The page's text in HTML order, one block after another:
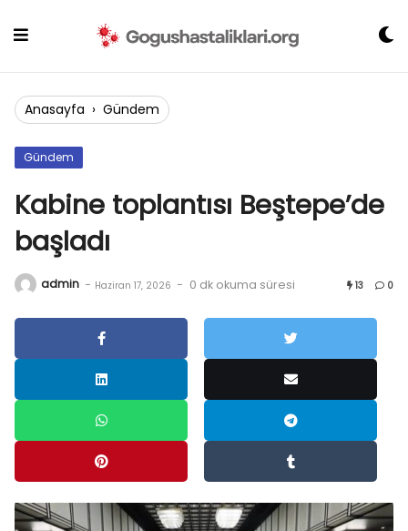
Anasayfa › Gündem
Gündem
Kabine toplantısı Beştepe’de
başladı
admin - Haziran 17, 2026 - 0 dk okuma süresi 13 0